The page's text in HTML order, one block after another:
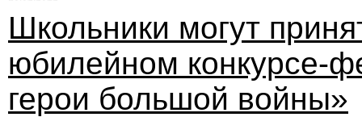
Школьники могут
юбилейном конкурсе-
герои большой войны»